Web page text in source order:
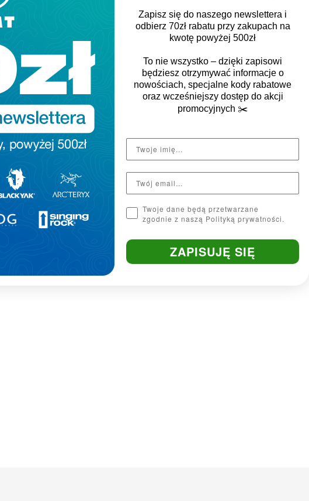
Klasyczny, luźniejszy i prosty sportowy krój z
minimalnym dopasowaniem, zapewniający
oraz miejsce na dodatkowe warstwy.
Zapisz się do naszego newslettera i
odbierz 70zł rabatu przy zakupach na
kwotę powyżej 500zł
To nie wszystko – dzięki zapisowi
będziesz otrzymywać informacje o
nowościach, specjalne kody rabatowe
oraz wcześniejszy dostęp do akcji
promocyjnych ✂️
Twoje dane będą przetwarzane
zgodnie z naszą Polityką prywatności.
ZAPISUJĘ SIĘ